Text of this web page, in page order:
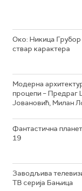
Око: Никица Грубор
ствар карактера
Модерна
процепи – Предраг
Јовановић, Милан
Фантастична
19
Заводљива
ТВ серија Бањица